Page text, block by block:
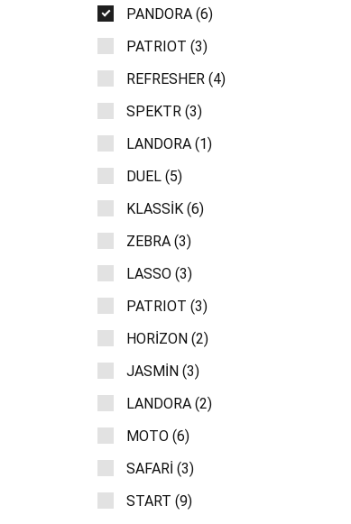
PANDORA (6)
PATRIOT (3)
REFRESHER (4)
SPEKTR (3)
LANDORA (1)
DUEL (5)
KLASSİK (6)
ZEBRA (3)
LASSO (3)
PATRIOT (3)
HORİZON (2)
JASMİN (3)
LANDORA (2)
MOTO (6)
SAFARİ (3)
START (9)